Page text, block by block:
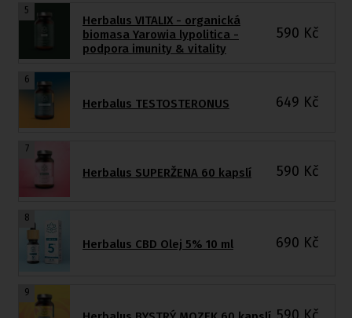
5
Herbalus VITALIX - organická
biomasa Yarowia lypolitica -
podpora imunity & vitality
590 Kč
6
Herbalus TESTOSTERONUS 649 Kč
7
Herbalus SUPERŽENA 60 kapslí 590 Kč
8
Herbalus CBD Olej 5% 10 ml 690 Kč
9
590 Kč